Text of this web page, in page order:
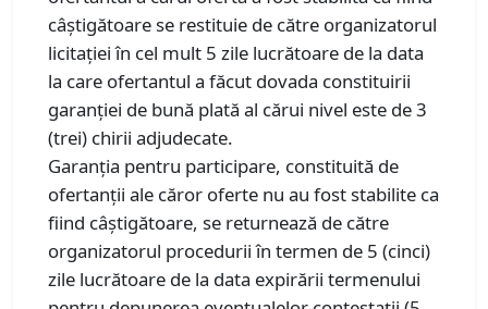
câştigătoare se restituie de către organizatorul
licitaţiei în cel mult 5 zile lucrătoare de la data
la care ofertantul a făcut dovada constituirii
garanţiei de bună plată al cărui nivel este de 3
(trei) chirii adjudecate.
Garanţia pentru participare, constituită de
ofertanţii ale căror oferte nu au fost stabilite ca
fiind câştigătoare, se returnează de către
organizatorul procedurii în termen de 5 (cinci)
zile lucrătoare de la data expirării termenului